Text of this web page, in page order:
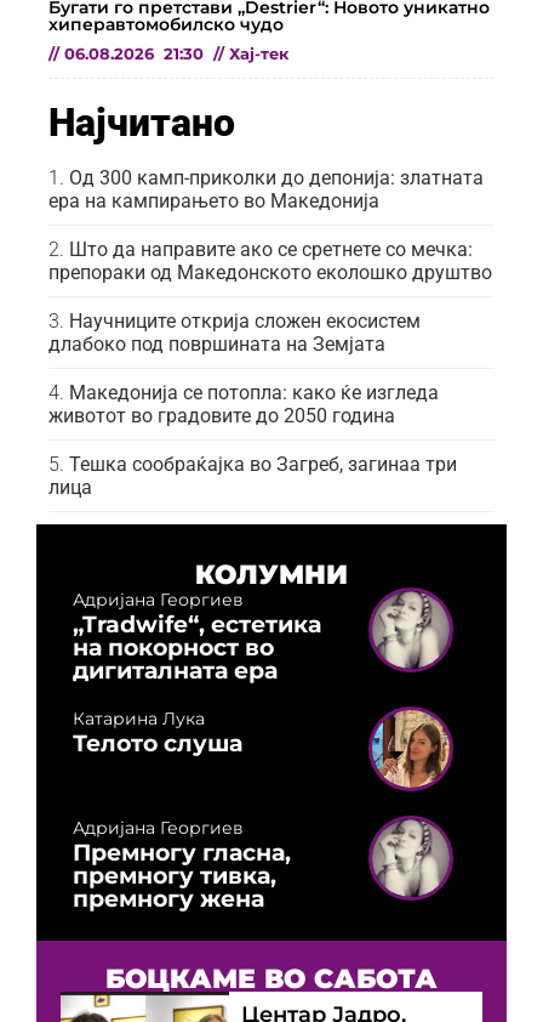
Бугати го претстави „Destrier“: Новото уникатно
хиперавтомобилско чудо
// 06.08.2026 21:30 // Хај-тек
Најчитано
Од 300 камп-приколки до депонија: златната
ера на кампирањето во Македонија
Што да направите ако се сретнете со мечка:
препораки од Македонското еколошко друштво
Научниците открија сложен екосистем
длабоко под површината на Земјата
Македонија се потопла: како ќе изгледа
животот во градовите до 2050 година
Тешка сообраќајка во Загреб, загинаа три
лица
КОЛУМНИ
Адријана Георгиев
„Tradwife“, естетика
на покорност во
дигиталната ера
Катарина Лука
Телото слуша
Адријана Георгиев
Премногу гласна,
премногу тивка,
премногу жена
БОЦКАМЕ ВО САБОТА
Центар Јадро,